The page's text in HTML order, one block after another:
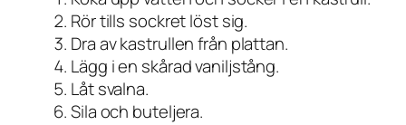
Rör tills sockret löst sig.
Dra av kastrullen från plattan.
Lägg i en skårad vaniljstång.
Låt svalna.
Sila och buteljera.